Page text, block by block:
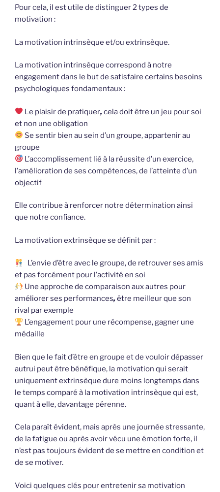
Pour cela, il est utile de distinguer 2 types de
motivation :
La motivation intrinsèque et/ou extrinsèque.
La motivation intrinsèque correspond à notre
engagement dans le but de satisfaire certains besoins
psychologiques fondamentaux :
Le plaisir de pratiquer,cela doit être un jeu pour soi
et non une obligation
Se sentir bien au sein d’un groupe, appartenir au
groupe
L’accomplissement lié à la réussite d’un exercice,
l’amélioration de ses compétences, de l’atteinte d’un
objectif
Elle contribue à renforcer notre détermination ainsi
que notre confiance.
La motivation extrinsèque se définit par :
L’envie d’être avec le groupe, de retrouver ses amis
et pas forcément pour l’activité en soi
Une approche de comparaison aux autres pour
améliorer ses performances,être meilleur que son
rival par exemple
L’engagement pour une récompense, gagner une
médaille
Bien que le fait d’être en groupe et de vouloir dépasser
autrui peut être bénéfique, la motivation qui serait
uniquement extrinsèque dure moins longtemps dans
le temps comparé à la motivation intrinsèque qui est,
quant à elle, davantage pérenne.
Cela paraît évident, mais après une journée stressante,
de la fatigue ou après avoir vécu une émotion forte, il
n’est pas toujours évident de se mettre en condition et
de se motiver.
Voici quelques clés pour entretenir sa motivation